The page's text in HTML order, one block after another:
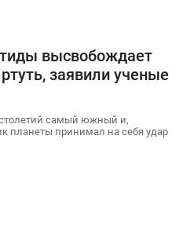
высвобождает
заявили ученые
самый южный и,
планеты принимал на себя удар